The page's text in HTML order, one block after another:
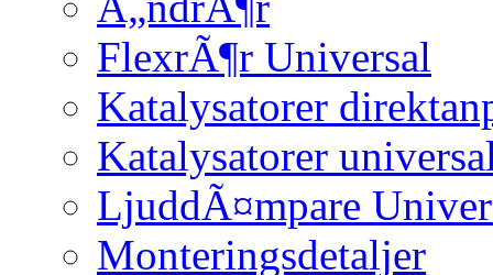
FlexrÃ¶r Universal
Katalysatorer
Katalysatorer
LjuddÃ¤mpare
Monteringsdetaljer